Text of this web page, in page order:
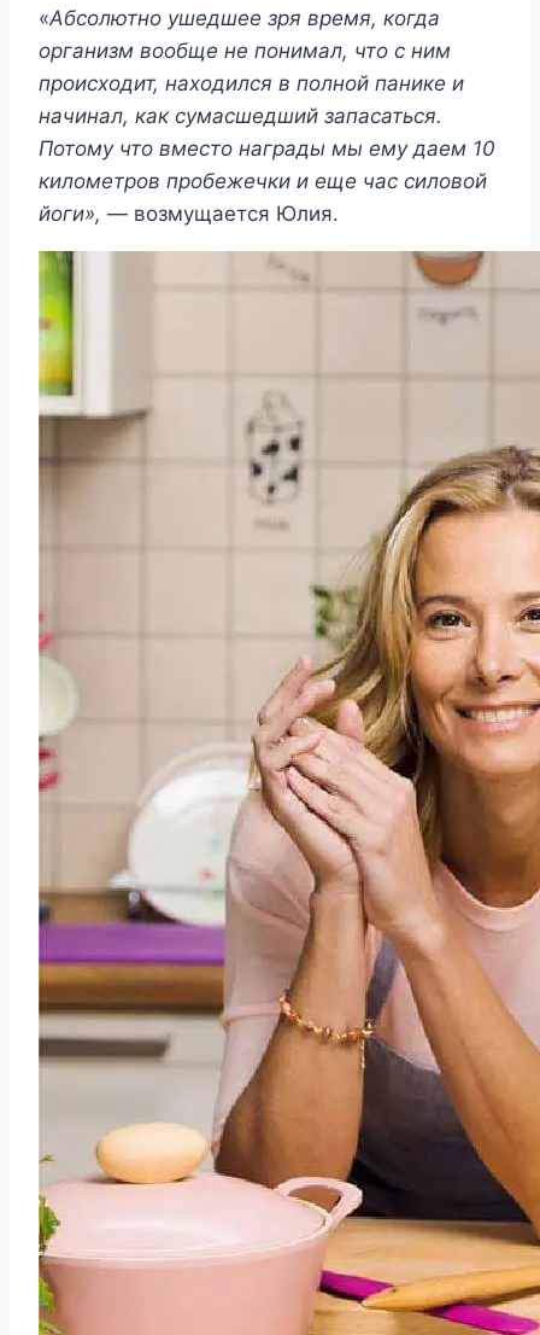
«Абсолютно ушедшее зря время, когда
организм вообще не понимал, что с ним
происходит, находился в полной панике и
начинал, как сумасшедший запасаться.
Потому что вместо награды мы ему даем 10
километров пробежечки и еще час силовой
йоги», — возмущается Юлия.